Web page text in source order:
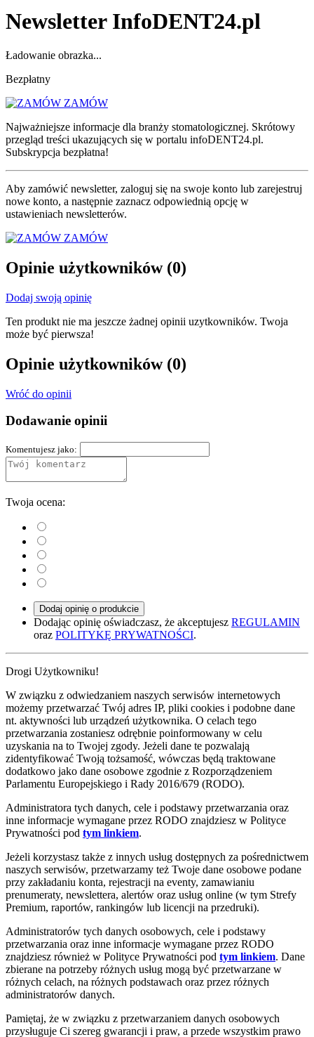
Newsletter InfoDENT24.pl
Ładowanie obrazka...
Bezpłatny
ZAMÓW
Najważniejsze informacje dla branży stomatologicznej. Skrótowy
przegląd treści ukazujących się w portalu infoDENT24.pl.
Subskrypcja bezpłatna!
Aby zamówić newsletter, zaloguj się na swoje konto lub zarejestruj
nowe konto, a następnie zaznacz odpowiednią opcję w
ustawieniach newsletterów.
ZAMÓW
Opinie użytkowników (0)
Dodaj swoją opinię
Ten produkt nie ma jeszcze żadnej opinii uzytkowników. Twoja
może być pierwsza!
Opinie użytkowników (0)
Wróć do opinii
Dodawanie opinii
Komentujesz jako:
Twoja ocena:
Dodaj opinię o produkcie
Dodając opinię oświadczasz, że akceptujesz REGULAMIN
oraz POLITYKĘ PRYWATNOŚCI.
Drogi Użytkowniku!
W związku z odwiedzaniem naszych serwisów internetowych
możemy przetwarzać Twój adres IP, pliki cookies i podobne dane
nt. aktywności lub urządzeń użytkownika. O celach tego
przetwarzania zostaniesz odrębnie poinformowany w celu
uzyskania na to Twojej zgody. Jeżeli dane te pozwalają
zidentyfikować Twoją tożsamość, wówczas będą traktowane
dodatkowo jako dane osobowe zgodnie z Rozporządzeniem
Parlamentu Europejskiego i Rady 2016/679 (RODO).
Administratora tych danych, cele i podstawy przetwarzania oraz
inne informacje wymagane przez RODO znajdziesz w Polityce
Prywatności pod tym linkiem.
Jeżeli korzystasz także z innych usług dostępnych za pośrednictwem
naszych serwisów, przetwarzamy też Twoje dane osobowe podane
przy zakładaniu konta, rejestracji na eventy, zamawianiu
prenumeraty, newslettera, alertów oraz usług online (w tym Strefy
Premium, raportów, rankingów lub licencji na przedruki).
Administratorów tych danych osobowych, cele i podstawy
przetwarzania oraz inne informacje wymagane przez RODO
znajdziesz również w Polityce Prywatności pod tym linkiem. Dane
zbierane na potrzeby różnych usług mogą być przetwarzane w
różnych celach, na różnych podstawach oraz przez różnych
administratorów danych.
Pamiętaj, że w związku z przetwarzaniem danych osobowych
przysługuje Ci szereg gwarancji i praw, a przede wszystkim prawo